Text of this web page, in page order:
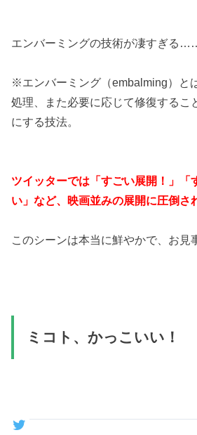
エンバーミングの技術が凄すぎる
※エンバーミング（embalming）と
処理、また必要に応じて修復するこ
にする技法。
ツイッターでは「すごい展開！」「
い」など、映画並みの展開に圧倒さ
このシーンは本当に鮮やかで、お見
ミコト、かっこいい！